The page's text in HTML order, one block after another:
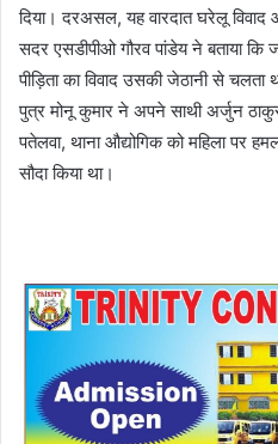
दिया। दरअसल, यह वारदात घरेलू विवाद
सदर एसडीपीओ गौरव पांडेय ने बताया
पीड़िता का विवाद उसकी जेठानी से
पुत्र मोनू कुमार ने अपने साथी अर्जुन
पतेलवा, थाना औद्योगिक को महिला पर
सौदा किया था।